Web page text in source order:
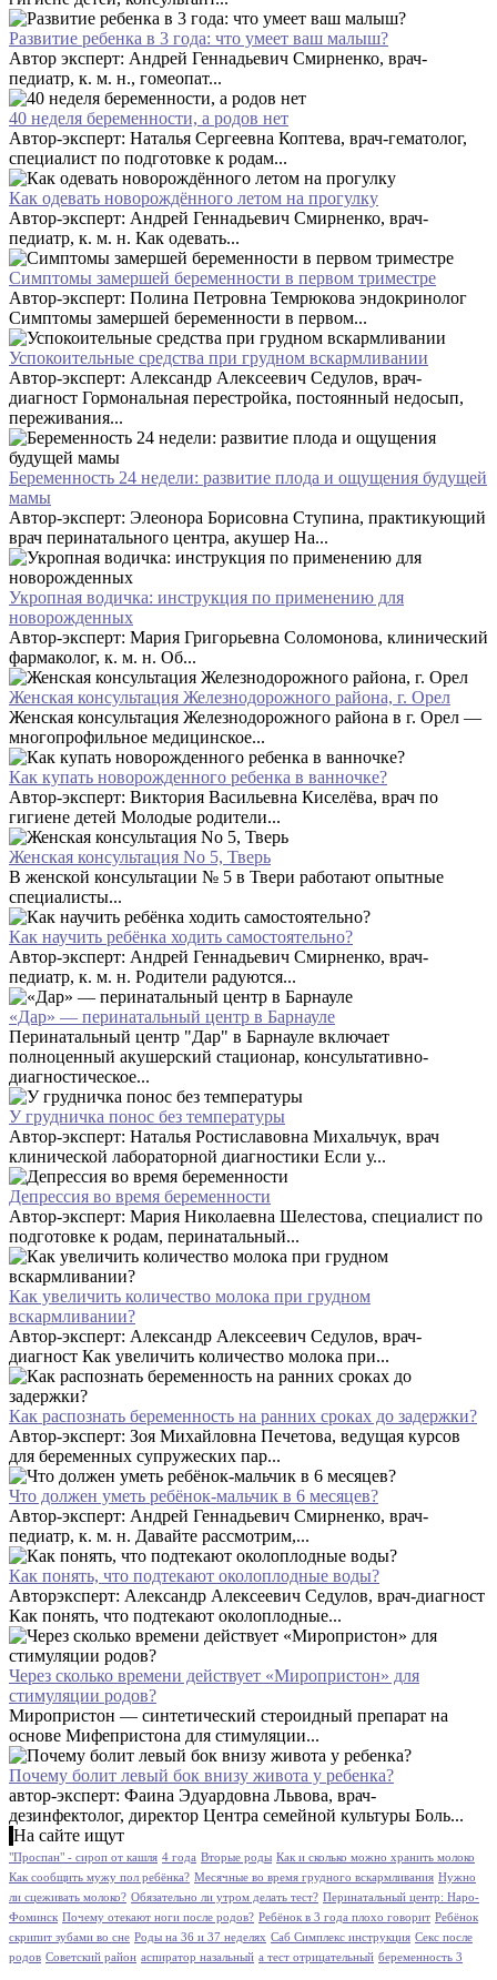
Развитие ребенка в 3 года: что умеет ваш малыш?
Автор эксперт: Андрей Геннадьевич Смирненко, врач-
педиатр, к. м. н., гомеопат...
40 неделя беременности, а родов нет
Автор-эксперт: Наталья Сергеевна Коптева, врач-гематолог,
специалист по подготовке к родам...
Как одевать новорождённого летом на прогулку
Автор-эксперт: Андрей Геннадьевич Смирненко, врач-
педиатр, к. м. н. Как одевать...
Симптомы замершей беременности в первом триместре
Автор-эксперт: Полина Петровна Темрюкова эндокринолог
Симптомы замершей беременности в первом...
Успокоительные средства при грудном вскармливании
Автор-эксперт: Александр Алексеевич Седулов, врач-
диагност Гормональная перестройка, постоянный недосып,
переживания...
Беременность 24 недели: развитие плода и ощущения будущей
мамы
Автор-эксперт: Элеонора Борисовна Ступина, практикующий
врач перинатального центра, акушер На...
Укропная водичка: инструкция по применению для
новорожденных
Автор-эксперт: Мария Григорьевна Соломонова, клинический
фармаколог, к. м. н. Об...
Женская консультация Железнодорожного района, г. Орел
Женская консультация Железнодорожного района в г. Орел —
многопрофильное медицинское...
Как купать новорожденного ребенка в ванночке?
Автор-эксперт: Виктория Васильевна Киселёва, врач по
гигиене детей Молодые родители...
Женская консультация No 5, Тверь
В женской консультации № 5 в Твери работают опытные
специалисты...
Как научить ребёнка ходить самостоятельно?
Автор-эксперт: Андрей Геннадьевич Смирненко, врач-
педиатр, к. м. н. Родители радуются...
«Дар» — перинатальный центр в Барнауле
Перинатальный центр "Дар" в Барнауле включает
полноценный акушерский стационар, консультативно-
диагностическое...
У грудничка понос без температуры
Автор-эксперт: Наталья Ростиславовна Михальчук, врач
клинической лабораторной диагностики Если у...
Депрессия во время беременности
Автор-эксперт: Мария Николаевна Шелестова, специалист по
подготовке к родам, перинатальный...
Как увеличить количество молока при грудном
вскармливании?
Автор-эксперт: Александр Алексеевич Седулов, врач-
диагност Как увеличить количество молока при...
Как распознать беременность на ранних сроках до задержки?
Автор-эксперт: Зоя Михайловна Печетова, ведущая курсов
для беременных супружеских пар...
Что должен уметь ребёнок-мальчик в 6 месяцев?
Автор-эксперт: Андрей Геннадьевич Смирненко, врач-
педиатр, к. м. н. Давайте рассмотрим,...
Как понять, что подтекают околоплодные воды?
Авторэксперт: Александр Алексеевич Седулов, врач-диагност
Как понять, что подтекают околоплодные...
Через сколько времени действует «Миропристон» для
стимуляции родов?
Миропристон — синтетический стероидный препарат на
основе Мифепристона для стимуляции...
Почему болит левый бок внизу живота у ребенка?
автор-эксперт: Фаина Эдуардовна Львова, врач-
дезинфектолог, директор Центра семейной культуры Боль...
На сайте ищут
"Проспан" - сироп от кашля 4 года Вторые роды Как и сколько можно хранить молоко
Как сообщить мужу пол ребёнка? Месячные во время грудного вскармливания Нужно
ли сцеживать молоко? Обязательно ли утром делать тест? Перинатальный центр: Наро-
Фоминск Почему отекают ноги после родов? Ребёнок в 3 года плохо говорит Ребёнок
скрипит зубами во сне Роды на 36 и 37 неделях Саб Симплекс инструкция Секс после
родов Советский район аспиратор назальный а тест отрицательный беременность 3